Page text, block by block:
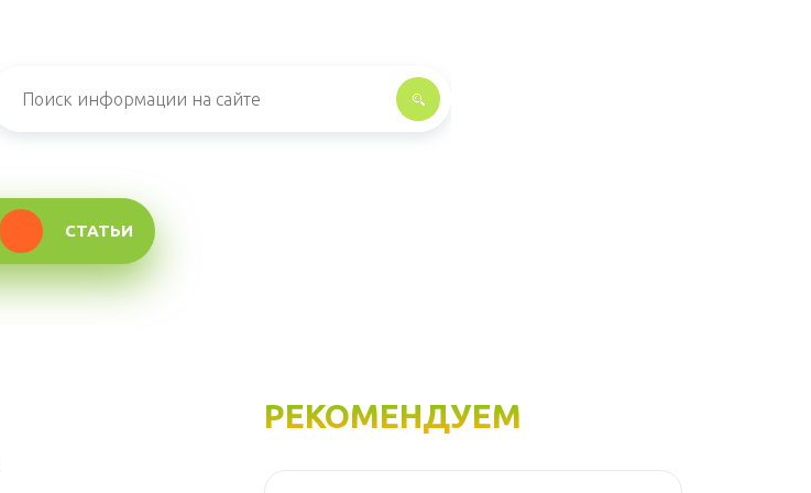
СТАТЬИ
РЕКОМЕНДУЕМ